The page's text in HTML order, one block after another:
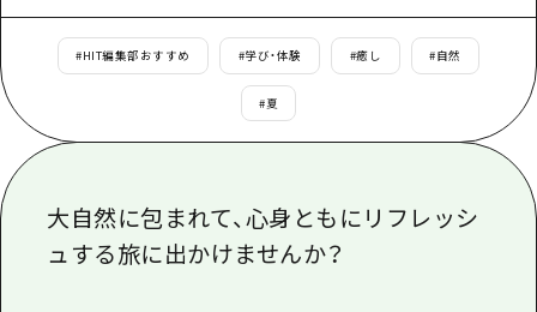
定番
歴史・文化
山口県東部
日帰り
1泊2日
愛媛県
島根県
手荷物預かり・配送サービス
広島おもてなしパス
観光案内所
広島県を訪れる外国人旅行者向け情報一
事業者・学校関係者の皆さま
#HIT編集部おすすめ #学び・体験 #癒し #自然
#夏
大自然に包まれて、心身ともにリフレッシ
ュする旅に出かけませんか？